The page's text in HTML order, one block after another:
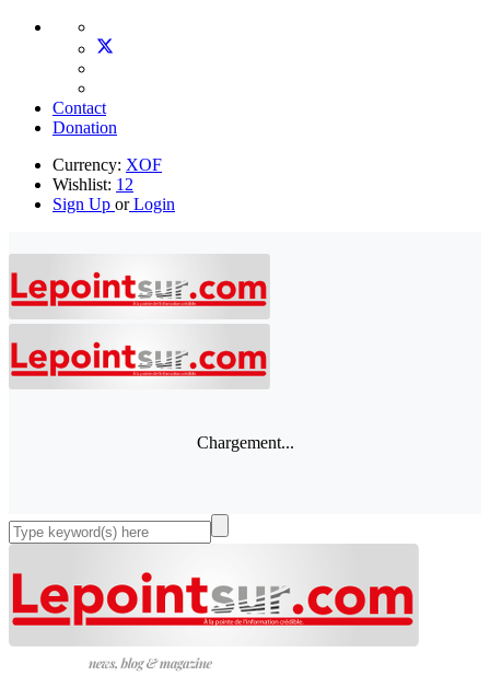
Contact
Donation
Currency: XOF
Wishlist: 12
Sign Up orLogin
Chargement...